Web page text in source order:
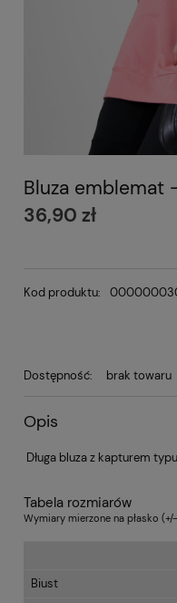
Bluza emblemat
36,90 zł
Kod produktu:
Dostępność: brak towaru
Opis
Długa bluza z kapturem
Tabela rozmiarów
Wymiary mierzone na płasko
Biust